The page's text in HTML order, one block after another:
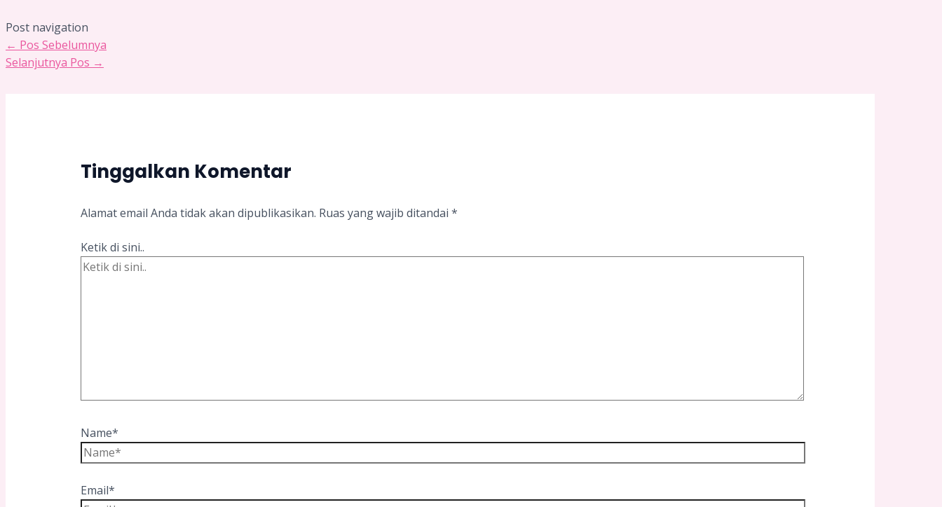
Post navigation
← Pos Sebelumnya
Selanjutnya Pos →
Tinggalkan Komentar
Alamat email Anda tidak akan dipublikasikan. Ruas yang wajib ditandai *
Ketik di sini..
Name*
Email*